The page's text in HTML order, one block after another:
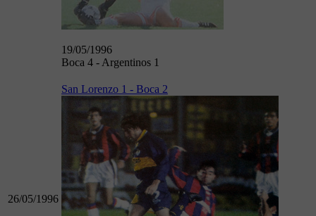
19/05/1996
Boca 4 - Argentinos 1
26/05/1996
San Lorenzo 1 - Boca 2